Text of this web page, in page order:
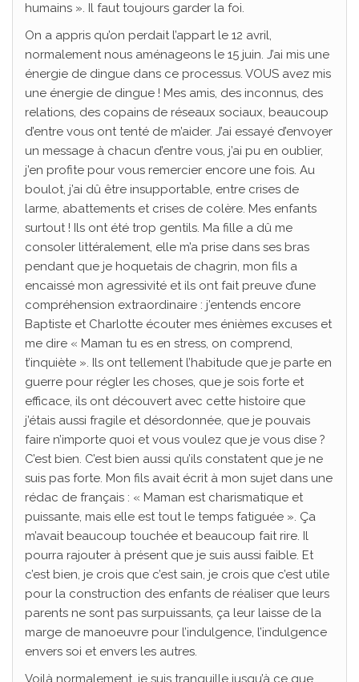
humains ». Il faut toujours garder la foi.
On a appris qu’on perdait l’appart le 12 avril,
normalement nous aménageons le 15 juin. J’ai mis une
énergie de dingue dans ce processus. VOUS avez mis
une énergie de dingue ! Mes amis, des inconnus, des
relations, des copains de réseaux sociaux, beaucoup
d’entre vous ont tenté de m’aider. J’ai essayé d’envoyer
un message à chacun d’entre vous, j’ai pu en oublier,
j’en profite pour vous remercier encore une fois. Au
boulot, j’ai dû être insupportable, entre crises de
larme, abattements et crises de colère. Mes enfants
surtout ! Ils ont été trop gentils. Ma fille a dû me
consoler littéralement, elle m’a prise dans ses bras
pendant que je hoquetais de chagrin, mon fils a
encaissé mon agressivité et ils ont fait preuve d’une
compréhension extraordinaire : j’entends encore
Baptiste et Charlotte écouter mes énièmes excuses et
me dire « Maman tu es en stress, on comprend,
t’inquiète ». Ils ont tellement l’habitude que je parte en
guerre pour régler les choses, que je sois forte et
efficace, ils ont découvert avec cette histoire que
j’étais aussi fragile et désordonnée, que je pouvais
faire n’importe quoi et vous voulez que je vous dise ?
C’est bien. C’est bien aussi qu’ils constatent que je ne
suis pas forte. Mon fils avait écrit à mon sujet dans une
rédac de français : « Maman est charismatique et
puissante, mais elle est tout le temps fatiguée ». Ça
m’avait beaucoup touchée et beaucoup fait rire. Il
pourra rajouter à présent que je suis aussi faible. Et
c’est bien, je crois que c’est sain, je crois que c’est utile
pour la construction des enfants de réaliser que leurs
parents ne sont pas surpuissants, ça leur laisse de la
marge de manoeuvre pour l’indulgence, l’indulgence
envers soi et envers les autres.
Voilà normalement, je suis tranquille jusqu’à ce que